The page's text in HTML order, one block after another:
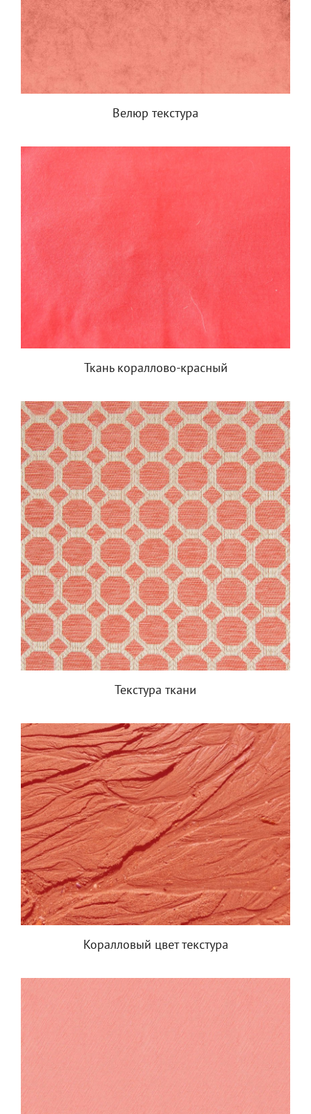
Велюр текстура
Ткань кораллово-красный
Текстура ткани
Коралловый цвет текстура